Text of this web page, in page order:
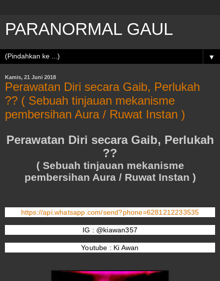
PARANORMAL GAUL
▼
Kamis, 21 Juni 2018
Perawatan Diri secara Gaib, Perlukah
?? ( Sebuah tinjauan mekanisme
pembersihan Aura / Ruwat Instan )
Perawatan Diri secara Gaib, Perlukah
??
( Sebuah tinjauan mekanisme
pembersihan Aura / Ruwat Instan )
https://api.whatsapp.com/send?phone=6281212233535
IG : @kiawan357
Youtube : Ki Awan